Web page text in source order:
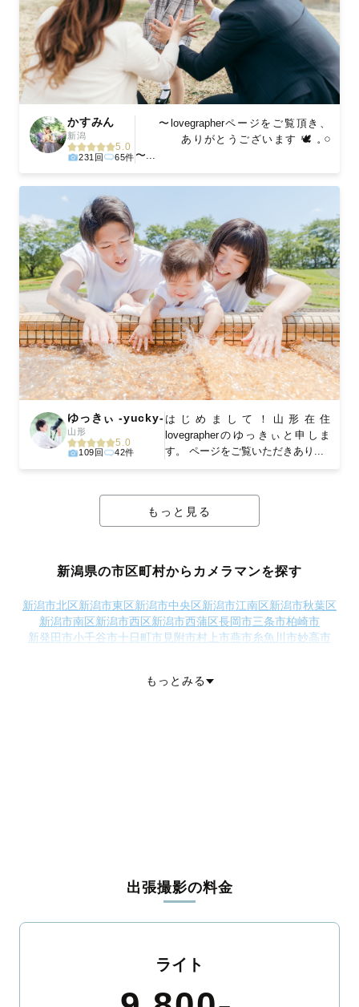
かすみん
新潟
5.0
231回 65件
〜lovegrapherページをご覧頂き、
ありがとうございます 🕊 𓈒 𓏸
〜...
ゆっきぃ -yucky-
山形
5.0
109回 42件
はじめまして！山形在住
lovegrapherのゆっきぃと申しま
す。 ページをご覧いただきあり...
もっと見る
新潟県の市区町村からカメラマンを探す
新潟市北区新潟市東区新潟市中央区新潟市江南区新潟市秋葉区
新潟市南区新潟市西区新潟市西蒲区長岡市三条市柏崎市
新発田市小千谷市十日町市 見附市村上市燕市糸魚川市妙高市
南魚沼郡湯沢町中魚沼郡津南町
もっとみる
出張撮影の料金
ライト